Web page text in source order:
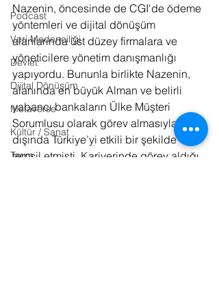
Podcast
Veri Madenciliği
Devlet
Dijital Dönüşüm
Metaverse
Kültür / Sanat
Tarım
Nazenin, öncesinde de CGI'de ödeme
yöntemleri ve dijital dönüşüm
alanlarında üst düzey firmalara ve
yöneticilere yönetim danışmanlığı
yapıyordu. Bununla birlikte Nazenin,
alanında en büyük Alman ve belirli
yabancı bankaların Ülke Müşteri
Sorumlusu olarak görev almasıyla, yurt
dışında Türkiye’yi etkili bir şekilde
temsil etmişti. Kariyerinde görev aldığı